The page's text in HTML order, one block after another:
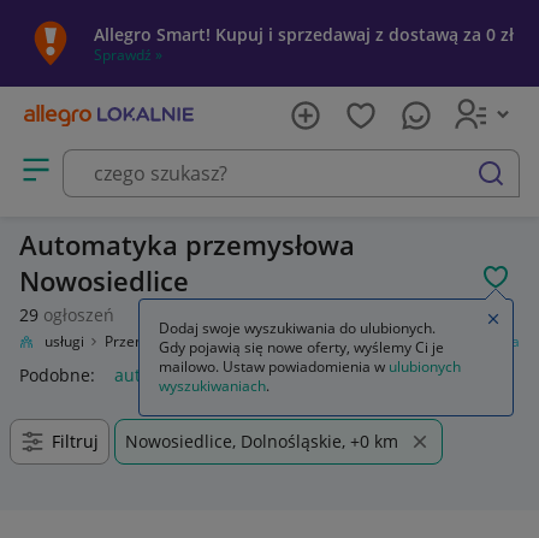
Allegro Smart! Kupuj i sprzedawaj z dostawą za 0 zł
Sprawdź »
Otwórz menu z kategoriami
szukaj
Automatyka przemysłowa
Nowosiedlice
29 ogłoszeń
i usługi Przemysł Materiały i akcesoria Automatyka przemysłowa
Podobne: automatyka przemysłowa
Filtruj Nowosiedlice, Dolnośląskie, +0 km
Dodaj swoje wyszukiwania do ulubionych.
Gdy pojawią się nowe oferty, wyślemy Ci je
mailowo. Ustaw powiadomienia w ulubionych
wyszukiwaniach.